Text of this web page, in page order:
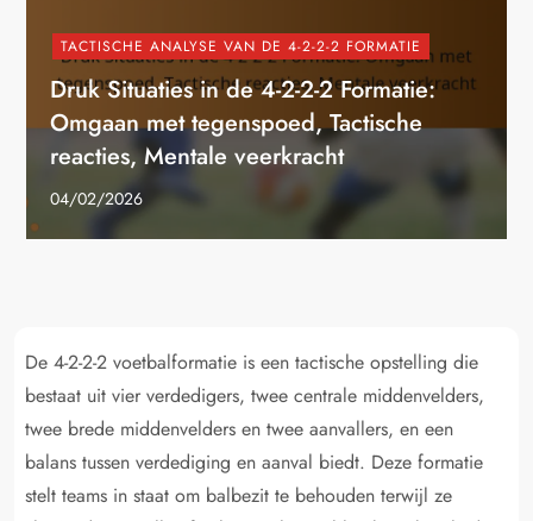
TACTISCHE ANALYSE VAN DE 4-2-2-2 FORMATIE
Druk Situaties in de 4-2-2-2 Formatie:
Omgaan met tegenspoed, Tactische
reacties, Mentale veerkracht
04/02/2026
De 4-2-2-2 voetbalformatie is een tactische opstelling die
bestaat uit vier verdedigers, twee centrale middenvelders,
twee brede middenvelders en twee aanvallers, en een
balans tussen verdediging en aanval biedt. Deze formatie
stelt teams in staat om balbezit te behouden terwijl ze